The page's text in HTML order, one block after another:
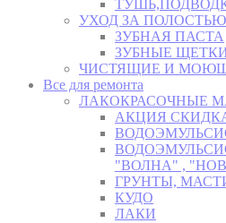
УХОД ЗА ПОЛОСТЬЮ
ЗУБНАЯ ПАСТА
ЗУБНЫЕ
ЧИСТЯЩИЕ И
Все для ремонта
ЛАКОКРАСОЧНЫЕ
АКЦИЯ
"ВОЛНА" ,
ГРУНТЫ,
КУДО
ЛАКИ